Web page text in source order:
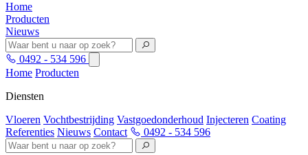
Home
Producten
Nieuws
0492 - 534 596
Home Producten
Diensten
Vloeren Vochtbestrijding Vastgoedonderhoud Injecteren Coating
Referenties Nieuws Contact 0492 - 534 596